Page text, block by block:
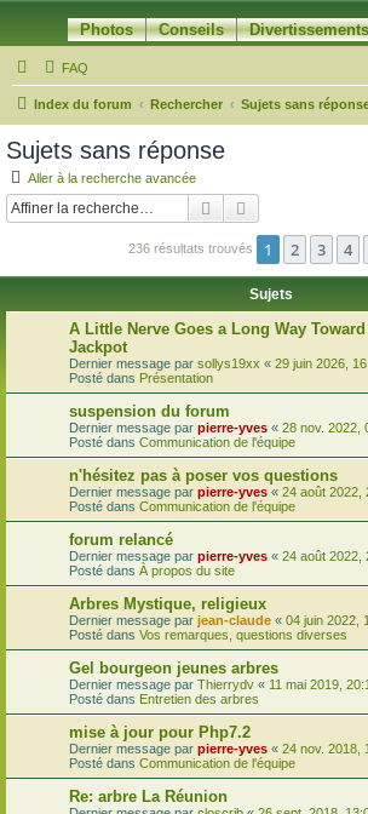
Photos Conseils Divertissements
FAQ
Index du forum Rechercher Sujets sans
Sujets sans réponse
Aller à la recherche avancée
Rechercher
236 résultats trouvés 1 2 3 4
Sujets
A Little Nerve Goes a Long Way Toward
Jackpot
Dernier message par sollys19xx « 29 juin 2026,
Posté dans Présentation
suspension du forum
Dernier message par pierre-yves « 28 nov. 2022,
Posté dans Communication de l'équipe
n'hésitez pas à poser vos questions
Dernier message par pierre-yves « 24 août 2022,
Posté dans Communication de l'équipe
forum relancé
Dernier message par pierre-yves « 24 août 2022,
Posté dans À propos du site
Arbres Mystique, religieux
Dernier message par jean-claude « 04 juin 2022,
Posté dans Vos remarques, questions diverses
Gel bourgeon jeunes arbres
Dernier message par Thierrydv « 11 mai 2019,
Posté dans Entretien des arbres
mise à jour pour Php7.2
Dernier message par pierre-yves « 24 nov. 2018,
Posté dans Communication de l'équipe
Re: arbre La Réunion